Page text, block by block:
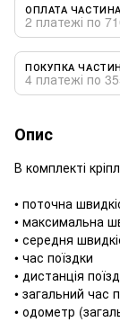
ОПЛАТА
2 платежі по
ПОКУПКА
4 платежі по
Опис
В комплекті
• поточна
• максимальна
• середня
• час поїздки
• дистанція
• загальний час
• одометр